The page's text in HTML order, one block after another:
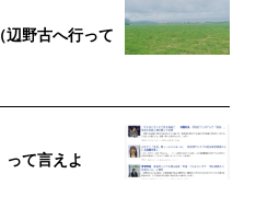
辺野古へ行って
て言えよ